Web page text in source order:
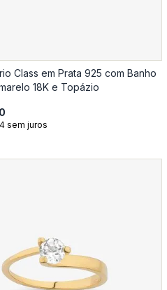
Class em Prata 925 com Banho
18K e Topázio
sem juros